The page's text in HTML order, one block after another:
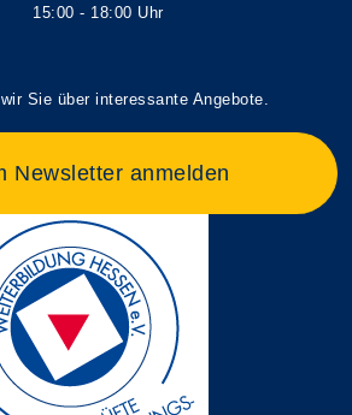
Uhr
Sie über interessante Angebote.
Newsletter anmelden